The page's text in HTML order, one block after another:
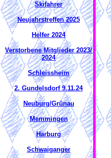
Skifahrer
Neujahrstreffen 2025
Helfer 2024
Verstorbene Mitglieder 2023/
2024
Schleissheim
2. Gundelsdorf 9.11.24
Neuburg/Grünau
Memmingen
Harburg
Schwaiganger